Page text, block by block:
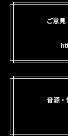
ご意見
音源・